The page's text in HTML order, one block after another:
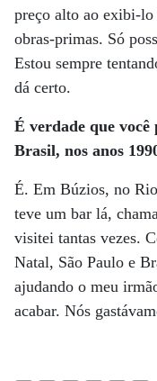
preço alto ao exibi-lo
obras-primas. Só
Estou sempre
dá certo.
É verdade que você
Brasil, nos anos
É. Em Búzios, no
teve um bar lá,
visitei tantas vezes.
Natal, São Paulo e
ajudando o meu
acabar. Nós